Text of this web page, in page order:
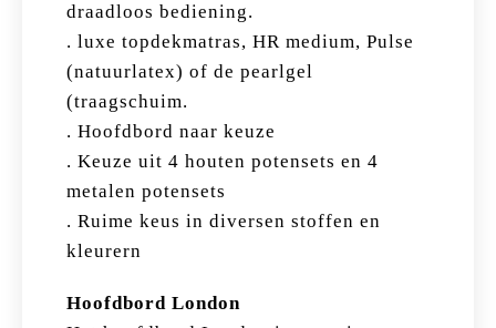
draadloos bediening.
. luxe topdekmatras, HR medium, Pulse
(natuurlatex) of de pearlgel
(traagschuim.
. Hoofdbord naar keuze
. Keuze uit 4 houten potensets en 4
metalen potensets
. Ruime keus in diversen stoffen en
kleurern
Hoofdbord London